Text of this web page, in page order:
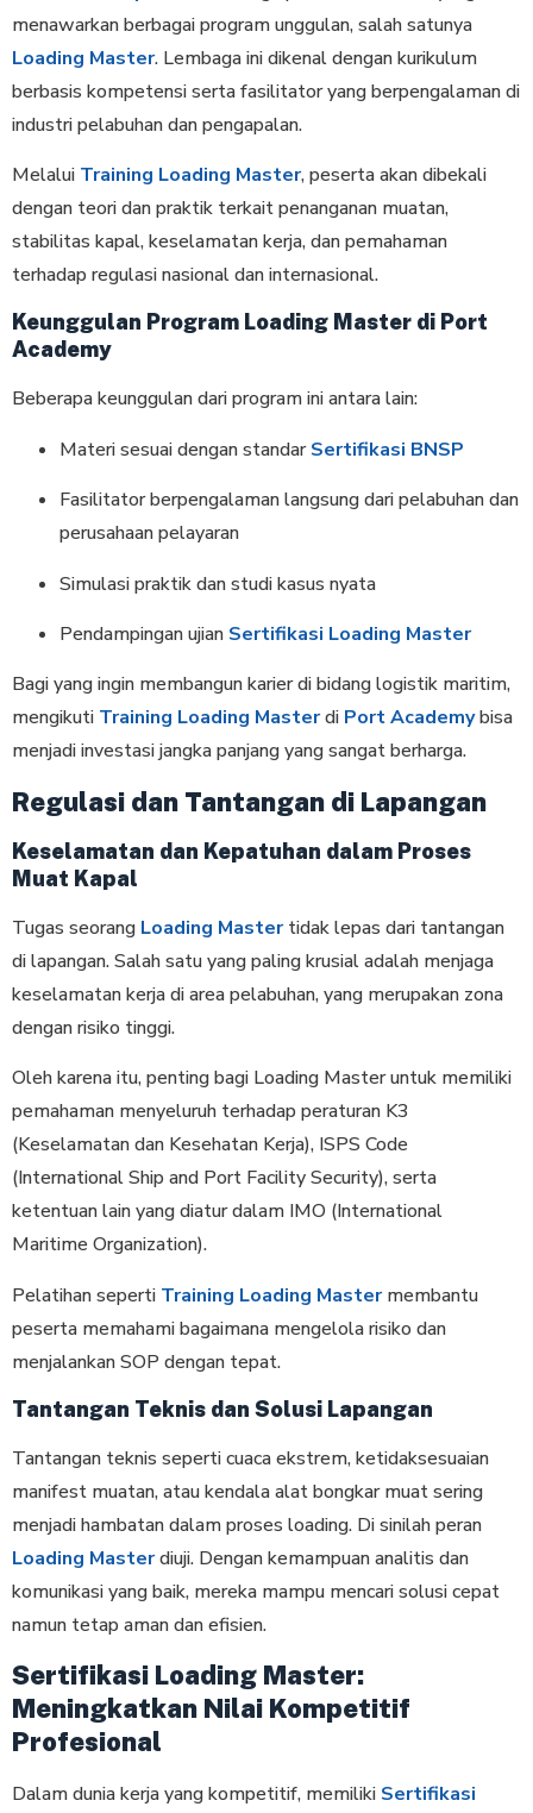
menawarkan berbagai program unggulan, salah satunya
Loading Master. Lembaga ini dikenal dengan kurikulum
berbasis kompetensi serta fasilitator yang berpengalaman di
industri pelabuhan dan pengapalan.
Melalui Training Loading Master, peserta akan dibekali
dengan teori dan praktik terkait penanganan muatan,
stabilitas kapal, keselamatan kerja, dan pemahaman
terhadap regulasi nasional dan internasional.
Keunggulan Program Loading Master di Port
Academy
Beberapa keunggulan dari program ini antara lain:
Materi sesuai dengan standarSertifikasi BNSP
Fasilitator berpengalaman langsung dari pelabuhan dan
perusahaan pelayaran
Simulasi praktik dan studi kasus nyata
Pendampingan ujian Sertifikasi Loading Master
Bagi yang ingin membangun karier di bidang logistik maritim,
mengikuti Training Loading Masterdi Port Academybisa
menjadi investasi jangka panjang yang sangat berharga.
Regulasi dan Tantangan di Lapangan
Keselamatan dan Kepatuhan dalam Proses
Muat Kapal
Tugas seorang Loading Mastertidak lepas dari tantangan
di lapangan. Salah satu yang paling krusial adalah menjaga
keselamatan kerja di area pelabuhan, yang merupakan zona
dengan risiko tinggi.
Oleh karena itu, penting bagi Loading Master untuk memiliki
pemahaman menyeluruh terhadap peraturan K3
(Keselamatan dan Kesehatan Kerja), ISPS Code
(International Ship and Port Facility Security), serta
ketentuan lain yang diatur dalam IMO (International
Maritime Organization).
Pelatihan seperti Training Loading Mastermembantu
peserta memahami bagaimana mengelola risiko dan
menjalankan SOP dengan tepat.
Tantangan Teknis dan Solusi Lapangan
Tantangan teknis seperti cuaca ekstrem, ketidaksesuaian
manifest muatan, atau kendala alat bongkar muat sering
menjadi hambatan dalam proses loading. Di sinilah peran
Loading Masterdiuji. Dengan kemampuan analitis dan
komunikasi yang baik, mereka mampu mencari solusi cepat
namun tetap aman dan efisien.
Sertifikasi Loading Master:
Meningkatkan Nilai Kompetitif
Profesional
Dalam dunia kerja yang kompetitif, memiliki Sertifikasi